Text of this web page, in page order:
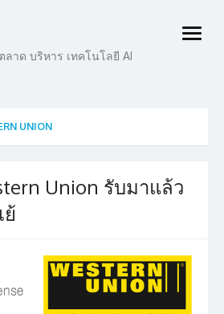
ลาด บริหาร เทคโนโลยี AI
open
UNION
Union รับมาแล้ว
ย้